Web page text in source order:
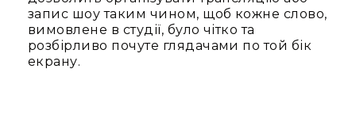
з
вадами
слуху
запис шоу таким чином, щоб кожне слово,
вимовлене в студії, було чітко та
розбірливо почуте глядачами по той бік
екрану.